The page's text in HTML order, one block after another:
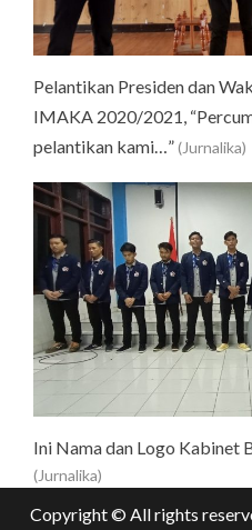
Pelantikan Presiden dan
IMAKA 2020/2021,
pelantikan kami…”(Jurnalika)
Ini Nama dan Logo
(Jurnalika)
Copyright © All rights